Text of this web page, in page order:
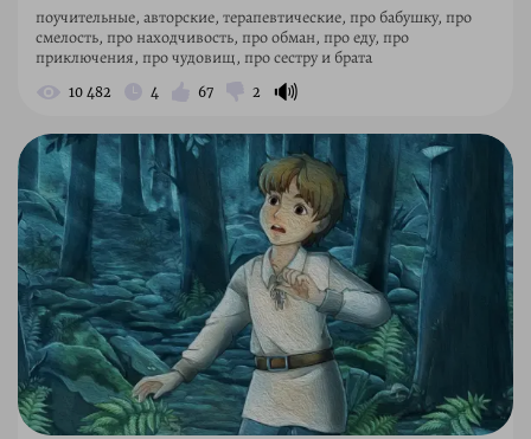
поучительные, авторские, терапевтические, про бабушку, про
смелость, про находчивость, про обман, про еду, про
приключения, про чудовищ, про сестру и брата
10 482 4 67 2 🔊